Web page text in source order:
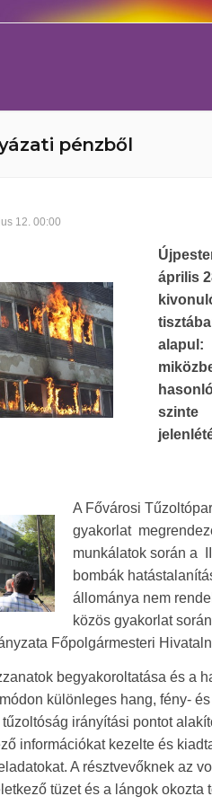
pénzből
12. 00:00
április
alapul:
szinte
A Fővárosi
gyakorlat
munkálatok során a
bombák
állománya nem
közös gyakorlat
Főpolgármesteri
begyakoroltatása és a
különleges hang, fény-
irányítási pontot
információkat kezelte és
A résztvevőknek az
tüzet és a lángok okozta